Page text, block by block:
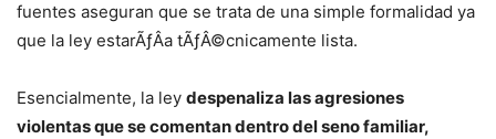
fuentes aseguran que se trata de una simple formalidad ya
que la ley estarÃƒÂ­a tÃƒÂ©cnicamente lista.
Esencialmente, la ley despenaliza las agresiones
violentas que se comentan dentro del seno familiar,